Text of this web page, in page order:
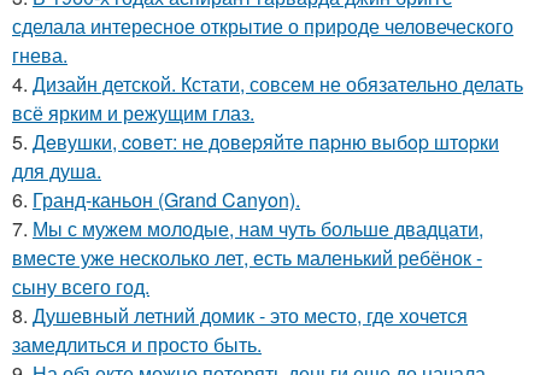
сделала интересное открытие о природе человеческого
гнева.
4. Дизайн детской. Кстати, совсем не обязательно делать
всё ярким и режущим глаз.
5. Дeвушки, coвeт: нe дoвepяйтe пapню выбop штopки
для душa.
6. Гранд-каньон (Grand Canyon).
7. Мы с мужем молодые, нам чуть больше двадцати,
вместе уже несколько лет, есть маленький ребёнок -
сыну всего год.
8. Душевный летний домик - это место, где хочется
замедлиться и просто быть.